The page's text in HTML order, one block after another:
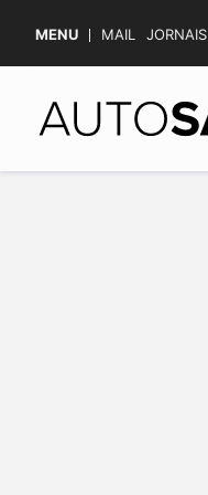
MENU MAIL JORNAIS